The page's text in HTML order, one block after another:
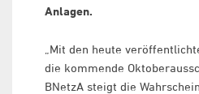
Anlagen.
„Mit den heute
die kommende
BNetzA steigt die